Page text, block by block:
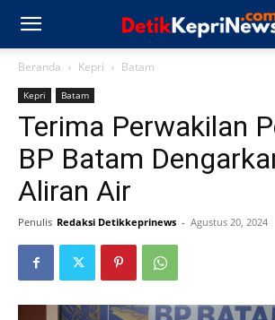
Beranda Kepri Batam
Kepri Batam
Terima Perwakilan
BP Batam
Aliran Air
Penulis Redaksi Detikkeprinews - Agustus 20, 2024